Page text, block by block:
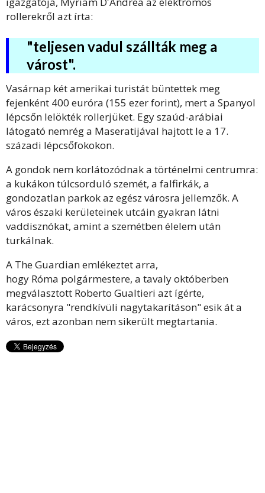
rollerekről azt írta:
"teljesen vadul szállták meg a
várost".
Vasárnap két amerikai turistát büntettek meg
fejenként 400 euróra (155 ezer forint), mert a Spanyol
lépcsőn lelökték rollerjüket. Egy szaúd-arábiai
látogató nemrég a Maseratijával hajtott le a 17.
századi lépcsőfokokon.
A gondok nem korlátozódnak a történelmi centrumra:
a kukákon túlcsorduló szemét, a falfirkák, a
gondozatlan parkok az egész városra jellemzők. A
város északi kerületeinek utcáin gyakran látni
vaddisznókat, amint a szemétben élelem után
turkálnak.
A The Guardian emlékeztet arra,
hogy Róma polgármestere, a tavaly októberben
megválasztott Roberto Gualtieri azt ígérte,
karácsonyra "rendkívüli nagytakarításon" esik át a
város, ezt azonban nem sikerült megtartania.